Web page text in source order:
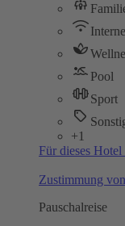
Pool
Sport
+1
Für dieses
Zustimmung
Pauschalreise